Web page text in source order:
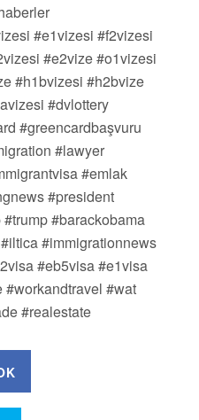
#e1vizesi #f2vizesi
#e2vize #o1vizesi
#h1bvizesi #h2bvize
#dvlottery
#greencardbaşvuru
#lawyer
#emlak
#president
#barackobama
#immigrationnews
#eb5visa #e1visa
#wat
#realestate